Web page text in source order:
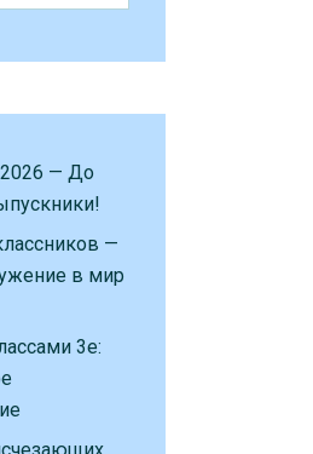
2026 — До
—
в мир
3е: